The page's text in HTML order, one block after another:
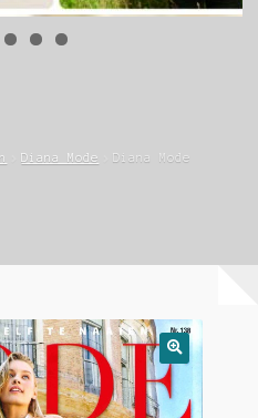
Diana Mode
Diana Mode
🔍